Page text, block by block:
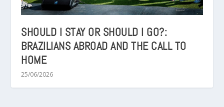
SHOULD I STAY OR SHOULD I GO?:
BRAZILIANS ABROAD AND THE CALL TO
HOME
25/06/2026